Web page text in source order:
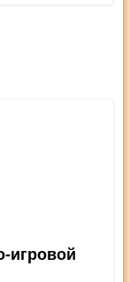
игровой